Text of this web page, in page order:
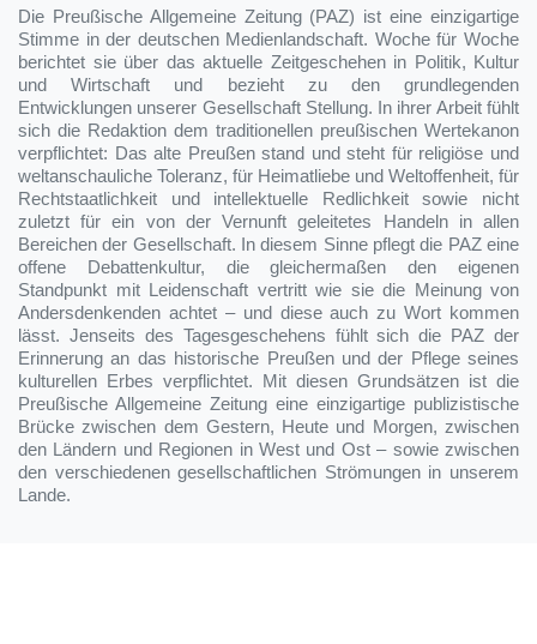
Die Preußische Allgemeine Zeitung (PAZ) ist eine einzigartige
Stimme in der deutschen Medienlandschaft. Woche für Woche
berichtet sie über das aktuelle Zeitgeschehen in Politik, Kultur
und Wirtschaft und bezieht zu den grundlegenden
Entwicklungen unserer Gesellschaft Stellung. In ihrer Arbeit fühlt
sich die Redaktion dem traditionellen preußischen Wertekanon
verpflichtet: Das alte Preußen stand und steht für religiöse und
weltanschauliche Toleranz, für Heimatliebe und Weltoffenheit, für
Rechtstaatlichkeit und intellektuelle Redlichkeit sowie nicht
zuletzt für ein von der Vernunft geleitetes Handeln in allen
Bereichen der Gesellschaft. In diesem Sinne pflegt die PAZ eine
offene Debattenkultur, die gleichermaßen den eigenen
Standpunkt mit Leidenschaft vertritt wie sie die Meinung von
Andersdenkenden achtet – und diese auch zu Wort kommen
lässt. Jenseits des Tagesgeschehens fühlt sich die PAZ der
Erinnerung an das historische Preußen und der Pflege seines
kulturellen Erbes verpflichtet. Mit diesen Grundsätzen ist die
Preußische Allgemeine Zeitung eine einzigartige publizistische
Brücke zwischen dem Gestern, Heute und Morgen, zwischen
den Ländern und Regionen in West und Ost – sowie zwischen
den verschiedenen gesellschaftlichen Strömungen in unserem
Lande.